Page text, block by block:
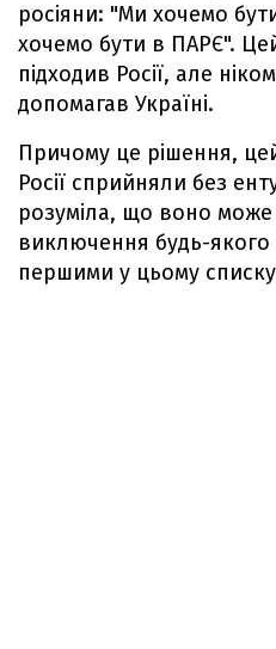
росіяни: "Ми хочемо
хочемо бути в ПАРЄ".
підходив Росії, але
допомагав Україні.
Причому це рішення,
Росії сприйняли без
розуміла, що воно
виключення будь-якого
першими у цьому